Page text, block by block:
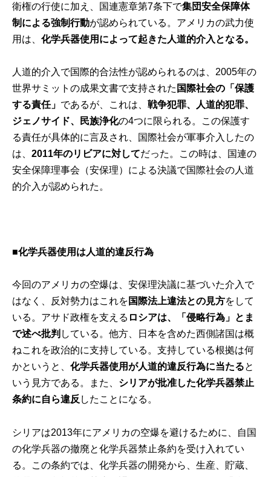
衛権の行使に加え、国連憲章第7条下で集団安全保障体
制による強制行動が認められている。アメリカの武力使
用は、化学兵器使用によって起きた人道的介入となる。
人道的介入で国際的合法性が認められるのは、2005年の
世界サミットの成果文書で支持された 国際社会の「保護
する責任」 であるが、これは、戦争犯罪、人道的犯罪、
ジェノサイド、民族浄化の4つに限られる。この保護す
る責任が具体的に言及され、国際社会が軍事介入したの
は、2011年のリビアに対してだった。この時は、国連の
安全保障理事会（安保理）による決議で国際社会の人道
的介入が認められた。
■化学兵器使用は人道的違反行為
今回のアメリカの空爆は、安保理決議に基づいた介入で
はなく、反対勢力はこれを 国際法上違法との見方をして
いる。アサド政権を支える ロシアは、「侵略行為」とま
で述べ批判 している。他方、日本を含めた西側諸国は概
ねこれを政治的に支持している。支持している根拠は何
かというと、化学兵器使用が人道的違反行為に当たると
いう見方である。また、 シリアが批准した化学兵器禁止
条約に自ら違反 したことになる。
シリアは2013年にアメリカの空爆を避けるために、自国
の化学兵器の撤廃と化学兵器禁止条約を受け入れてい
る。この条約では、化学兵器の開発から、生産、貯蔵、